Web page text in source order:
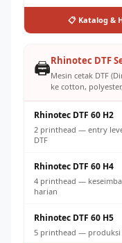
📋 Katalog &
🖨️Rhinotec DTF
Mesin cetak DTF
ke cotton,
Rhinotec DTF 60 H2
2 printhead — entry
DTF
Rhinotec DTF 60 H4
4 printhead —
harian
Rhinotec DTF 60 H5
5 printhead — produksi